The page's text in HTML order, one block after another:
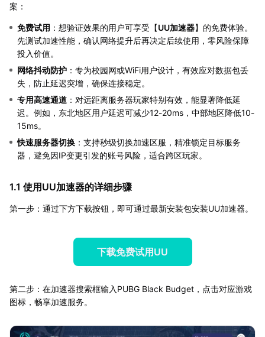
案：
免费试用 ：想验证效果的用户可享受【UU加速器】的免费体验。
先测试加速性能，确认网络提升后再决定后续使用，零风险保障
投入价值。
网络抖动防护 ：专为校园网或WiFi用户设计，有效应对数据包丢
失，防止延迟突增，确保连接稳定。
专用高速通道 ：对远距离服务器玩家特别有效，能显著降低延
迟。例如，东北地区用户延迟可减少12-20ms，中部地区降低10-
15ms。
快速服务器切换 ：支持秒级切换加速区服，精准锁定目标服务
器，避免因IP变更引发的账号风险，适合跨区玩家。
1.1 使用UU加速器的详细步骤
第一步：通过下方下载按钮，即可通过最新安装包安装UU加速器。
下载免费试用UU
第二步：在加速器搜索框输入PUBG Black Budget，点击对应游戏
图标，畅享加速服务。